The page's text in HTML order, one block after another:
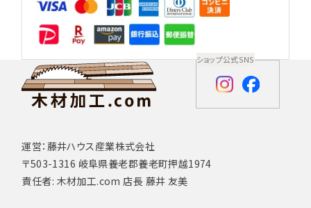
運営：藤井ハウス産業株式会社
〒503-1316 岐阜県養老郡養老町押越1974
責任者: 木材加工.com 店長 藤井 友美
ショップ公式SNS